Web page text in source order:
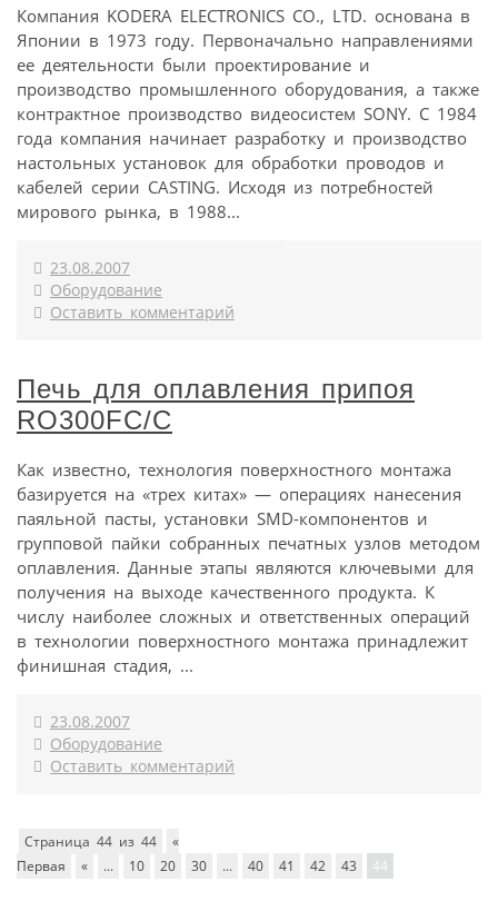
Компания KODERA ELECTRONICS CO., LTD. основана в
Японии в 1973 году. Первоначально направлениями
ее деятельности были проектирование и
производство промышленного оборудования, а также
контрактное производство видеосистем SONY. С 1984
года компания начинает разработку и производство
настольных установок для обработки проводов и
кабелей серии CASTING. Исходя из потребностей
мирового рынка, в 1988...
23.08.2007
Оборудование
Оставить комментарий
Печь для оплавления припоя
RO300FC/C
Как известно, технология поверхностного монтажа
базируется на «трех китах» — операциях нанесения
паяльной пасты, установки SMD-компонентов и
групповой пайки собранных печатных узлов методом
оплавления. Данные этапы являются ключевыми для
получения на выходе качественного продукта. К
числу наиболее сложных и ответственных операций
в технологии поверхностного монтажа принадлежит
финишная стадия, ...
23.08.2007
Оборудование
Оставить комментарий
Страница 44 из 44
«
Первая
« ... 10 20 30 ... 40 41 42 43 44